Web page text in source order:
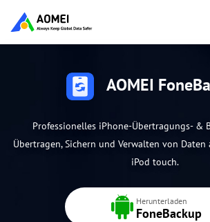
AOMEI
Professionelles iPhone-Übertragungs- &
Übertragen, Sichern und Verwalten von Daten
iPod touch.
Herunterladen
FoneBackup